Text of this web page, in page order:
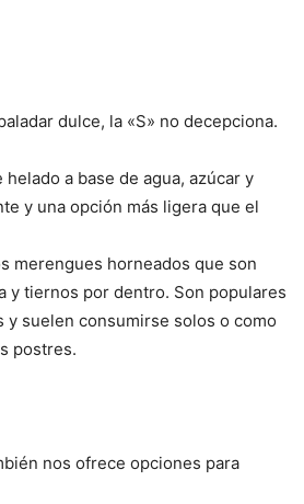
dulce, la «S» no decepciona.
helado a base de agua, azúcar y
y una opción más ligera que el
merengues horneados que son
y tiernos por dentro. Son populares
y suelen consumirse solos o como
postres.
nos ofrece opciones para